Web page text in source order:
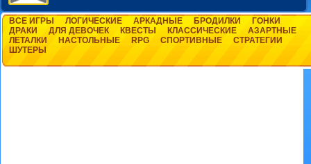
ВСЕ ИГРЫ ЛОГИЧЕСКИЕ АРКАДНЫЕ БРОДИЛКИ
ГОНКИ
ДРАКИ
ДЛЯ ДЕВОЧЕК КВЕСТЫ КЛАССИЧЕСКИЕ
АЗАРТНЫЕ
ЛЕТАЛКИ
НАСТОЛЬНЫЕ RPG СПОРТИВНЫЕ
СТРАТЕГИИ
ШУТЕРЫ